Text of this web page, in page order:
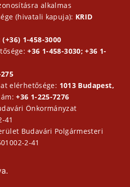
alkalmas
(hivatali kapuja): KRID
(+36) 1-458-3000
+36 1-458-3030; +36 1-
elérhetősége: 1013 Budapest,
+36 1-225-7276
Önkormányzat
41
Budavári Polgármesteri
2-41